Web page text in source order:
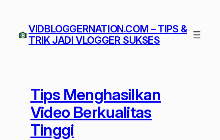
konten VIDBLOGGERNATION.COM – TIPS &
TRIK JADI VLOGGER SUKSES
Tips Menghasilkan
Video Berkualitas
Tinggi